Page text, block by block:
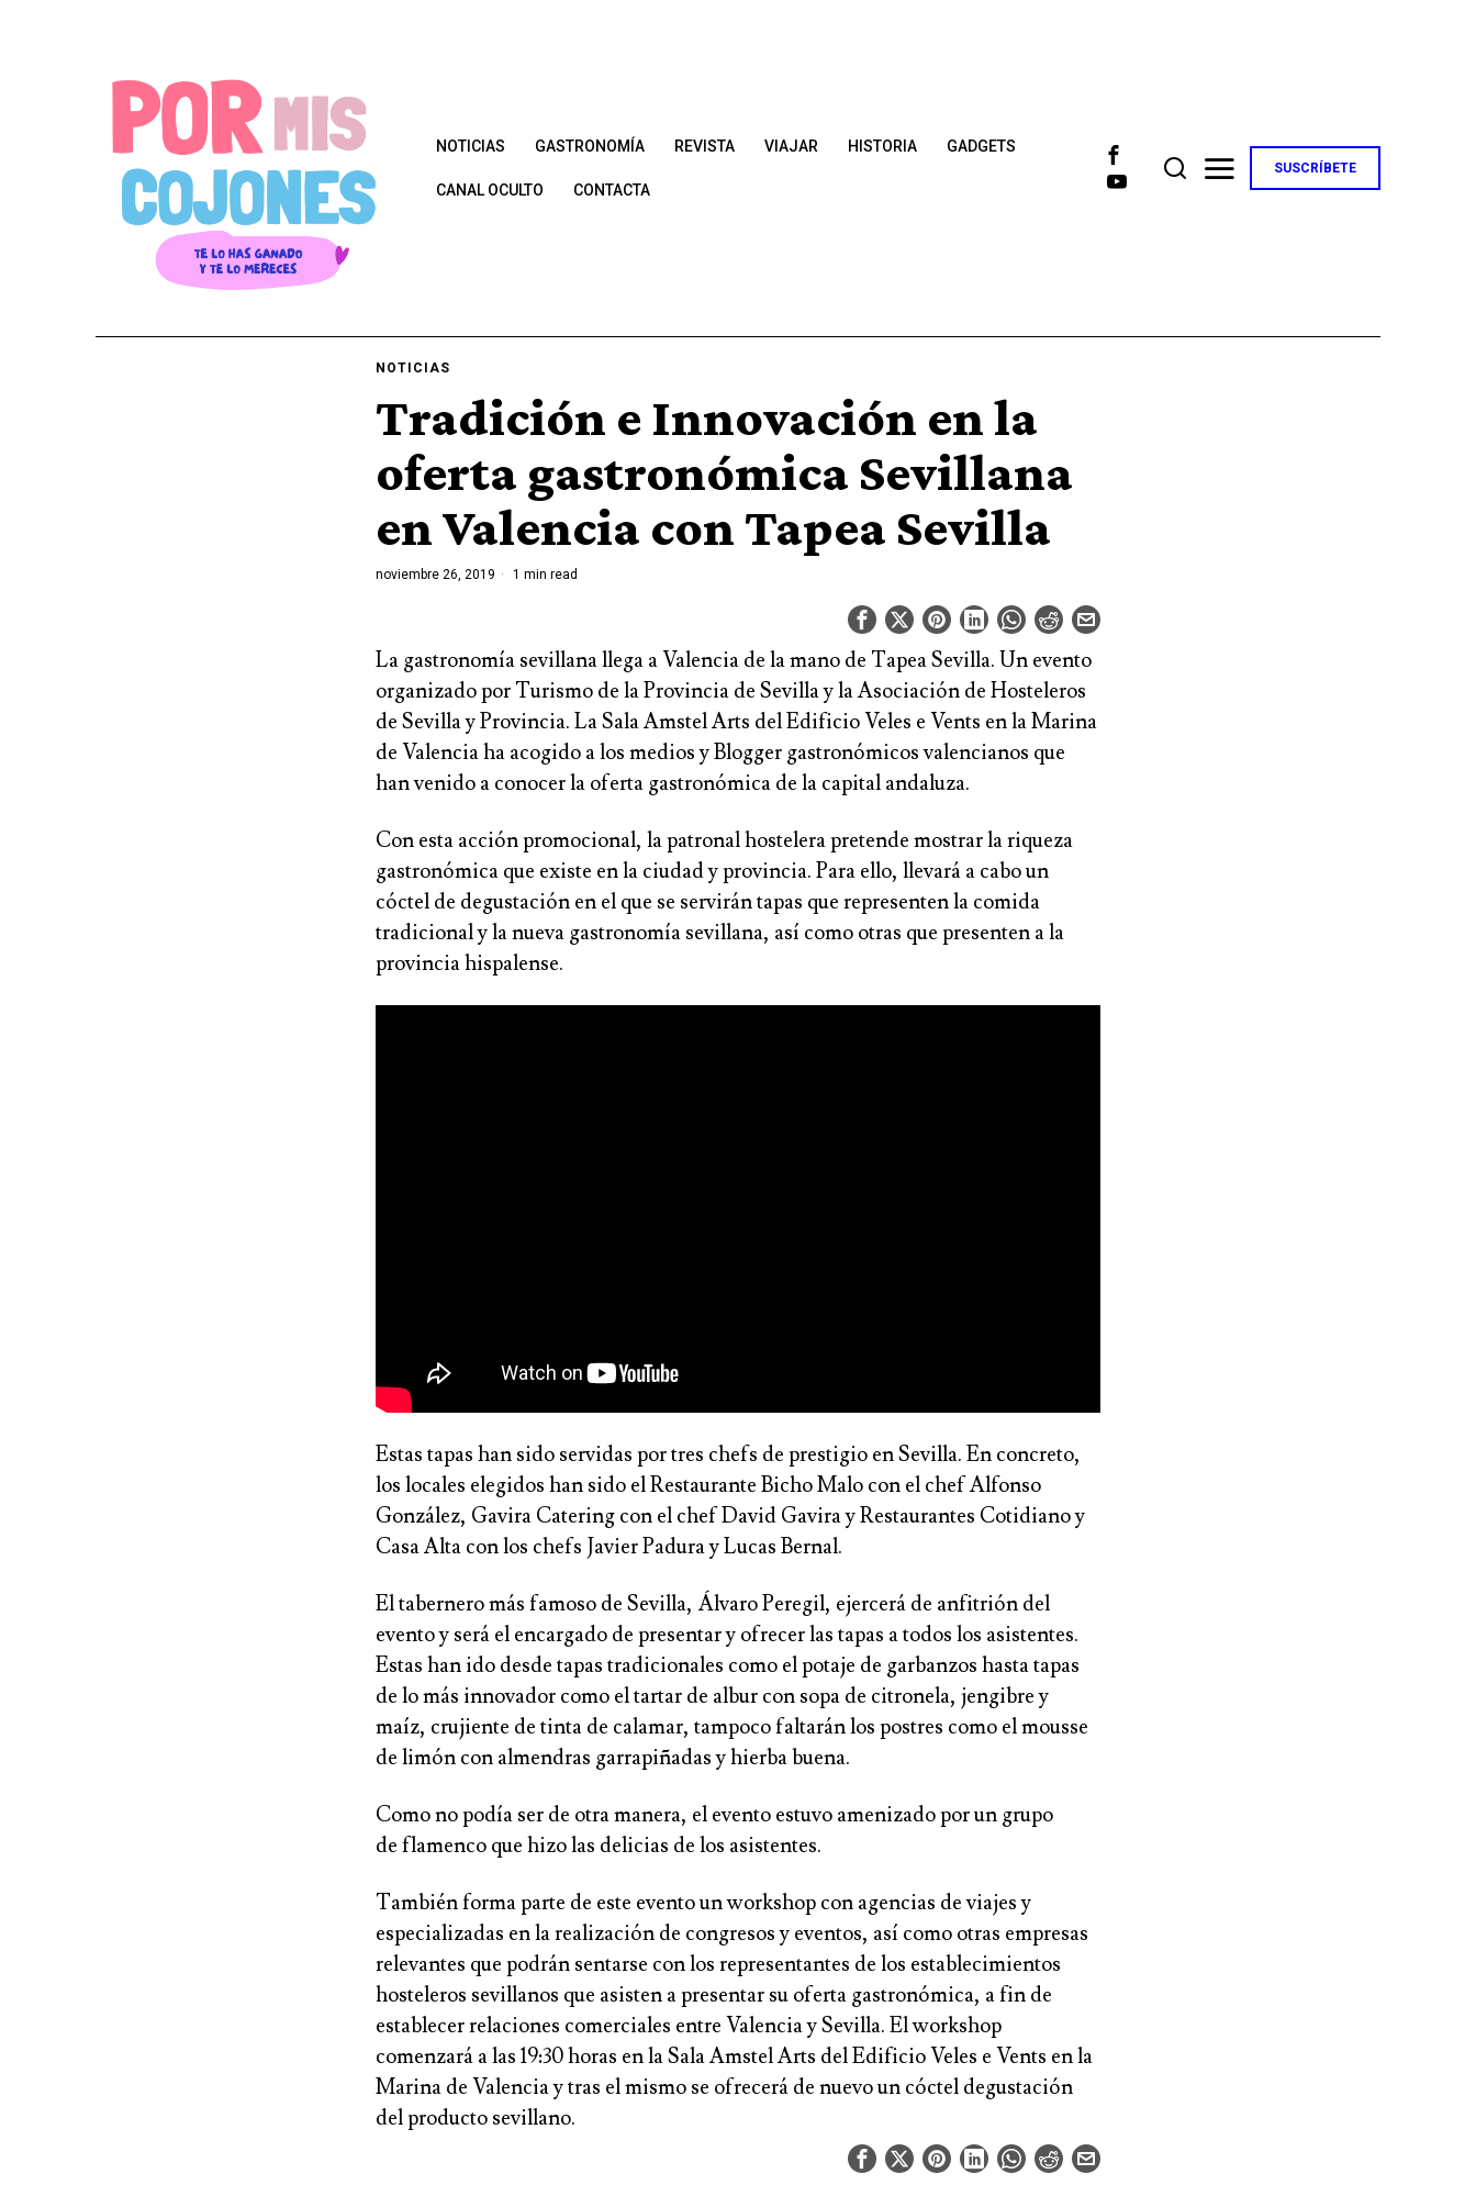
NOTICIAS GASTRONOMÍA REVISTA VIAJAR HISTORIA GADGETS
CANAL OCULTO CONTACTA
SUSCRÍBETE
NOTICIAS
Tradición e Innovación en la
oferta gastronómica Sevillana
en Valencia con Tapea Sevilla
noviembre 26, 2019 1 min read
La gastronomía sevillana llega a Valencia de la mano de Tapea Sevilla. Un evento
organizado por Turismo de la Provincia de Sevilla y la Asociación de Hosteleros
de Sevilla y Provincia. LaSala Amstel Arts del Edificio Veles e Vents en la Marina
de Valenciaha acogido a los medios y Blogger gastronómicos valencianos que
han venido a conocer la oferta gastronómica de la capital andaluza.
Con esta acción promocional, la patronal hostelera pretende mostrar lariqueza
gastronómica que existe en la ciudad y provincia. Para ello, llevará a cabo un
cóctel de degustación en el que se servirán tapas que representen la comida
tradicional y la nueva gastronomía sevillana, así como otras que presenten a la
provincia hispalense.
Estas tapas han sido servidas por tres chefs de prestigio en Sevilla. En concreto,
los locales elegidos han sido elRestaurante Bicho Malo con el chef Alfonso
González, Gavira Catering con el chef David Gavira yRestaurantes Cotidiano y
Casa Alta con los chefs Javier Padura y Lucas Bernal.
El tabernero más famoso de Sevilla, Álvaro Peregil, ejercerá de anfitrión del
evento y será el encargado de presentar y ofrecer las tapas a todos los asistentes.
Estas han ido desde tapas tradicionales como el potaje de garbanzos hasta tapas
de lo más innovador como el tartar de albur con sopa de citronela, jengibre y
maíz, crujiente de tinta de calamar, tampoco faltarán los postres como el mousse
de limón con almendras garrapiñadas y hierba buena.
Como no podía ser de otra manera, el evento estuvo amenizado por un grupo
de flamenco que hizo las delicias de los asistentes.
También forma parte de este evento unworkshop con agencias de viajes y
especializadas en la realización de congresos y eventos, así como otras empresas
relevantes que podrán sentarse con los representantes de los establecimientos
hosteleros sevillanos que asisten a presentar su oferta gastronómica, a fin de
establecer relaciones comerciales entre Valencia y Sevilla. El workshop
comenzará a las 19:30 horas en laSala Amstel Arts del Edificio Veles e Vents en la
Marina de Valenciay tras el mismo se ofrecerá de nuevo un cóctel degustación
del producto sevillano.